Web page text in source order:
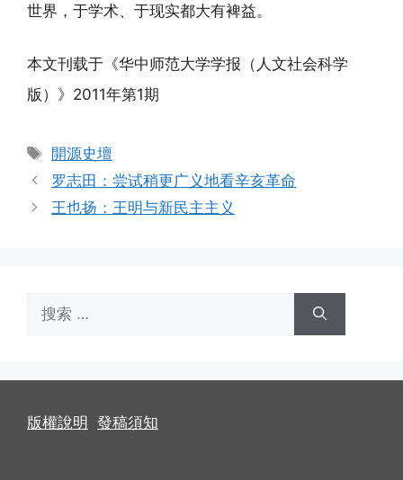
世界，于学术、于现实都大有裨益。
本文刊载于《华中师范大学学报（人文社会科学
版）》2011年第1期
标
签
開源史壇
罗志田：尝试稍更广义地看辛亥革命
王也扬：王明与新民主主义
版權說明 發稿須知